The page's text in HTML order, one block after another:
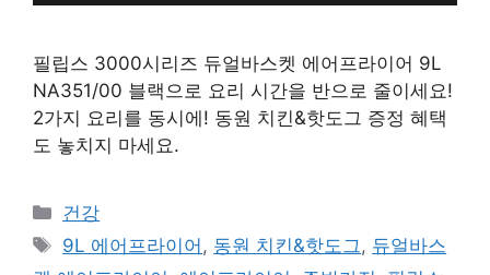
필립스 3000시리즈 듀얼바스켓 에어프라이어 9L
NA351/00 블랙으로 요리 시간을 반으로 줄이세요!
2가지 요리를 동시에! 동원 치킨&핫도그 증정 혜택
도 놓치지 마세요.
카
테
건강
태
그
9L 에어프라이어 , 동원 치킨&핫도그 , 듀얼바스